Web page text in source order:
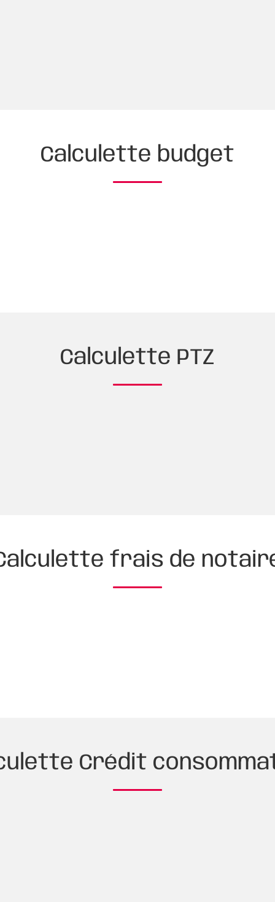
Calculette budget
Calculette PTZ
frais de
Crédit